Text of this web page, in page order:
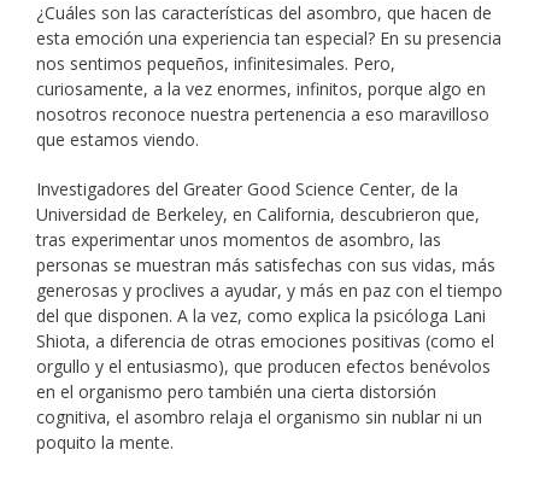
¿Cuáles son las características del asombro, que hacen de
esta emoción una experiencia tan especial? En su presencia
nos sentimos pequeños, infinitesimales. Pero,
curiosamente, a la vez enormes, infinitos, porque algo en
nosotros reconoce nuestra pertenencia a eso maravilloso
que estamos viendo.
Investigadores del Greater Good Science Center, de la
Universidad de Berkeley, en California, descubrieron que,
tras experimentar unos momentos de asombro, las
personas se muestran más satisfechas con sus vidas, más
generosas y proclives a ayudar, y más en paz con el tiempo
del que disponen. A la vez, como explica la psicóloga Lani
Shiota, a diferencia de otras emociones positivas (como el
orgullo y el entusiasmo), que producen efectos benévolos
en el organismo pero también una cierta distorsión
cognitiva, el asombro relaja el organismo sin nublar ni un
poquito la mente.